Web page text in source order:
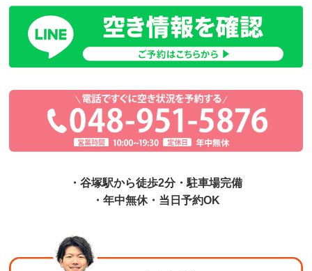
・谷塚駅から徒歩2分・駐車場完備
・年中無休・当日予約OK